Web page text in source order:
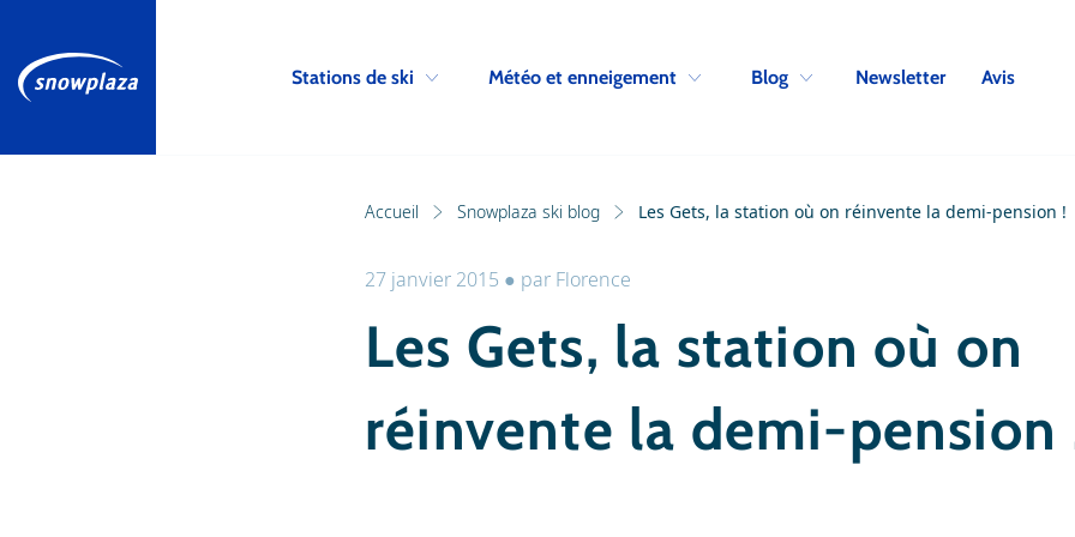
Stations de ski Météo et enneigement Blog Newsletter Avis
Accueil Snowplaza ski blog Les Gets, la station où on réinvente la demi-pension !
27 janvier 2015 ● par Florence
Les Gets, la station où on
réinvente la demi-pension